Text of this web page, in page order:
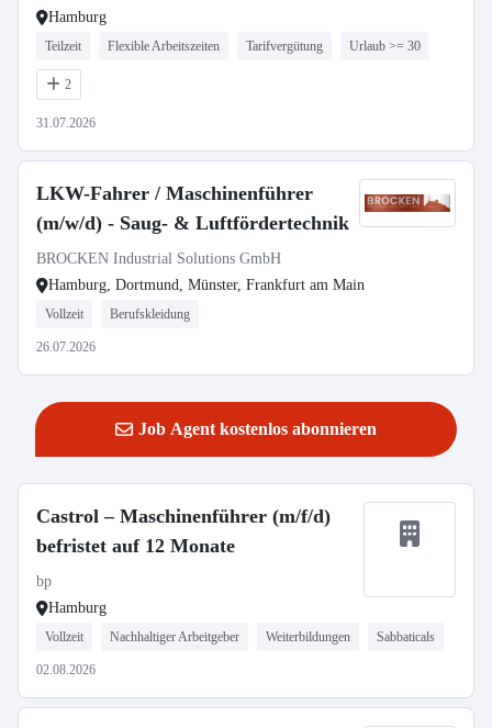
Hamburg
Teilzeit Flexible Arbeitszeiten Tarifvergütung Urlaub >= 30
2
31.07.2026
LKW-Fahrer / Maschinenführer
(m/w/d) - Saug- & Luftfördertechnik
BROCKEN Industrial Solutions GmbH
Hamburg, Dortmund, Münster, Frankfurt am Main
Vollzeit Berufskleidung
26.07.2026
Job Agent kostenlos abonnieren
Castrol – Maschinenführer (m/f/d)
befristet auf 12 Monate
bp
Hamburg
Vollzeit Nachhaltiger Arbeitgeber Weiterbildungen Sabbaticals
02.08.2026